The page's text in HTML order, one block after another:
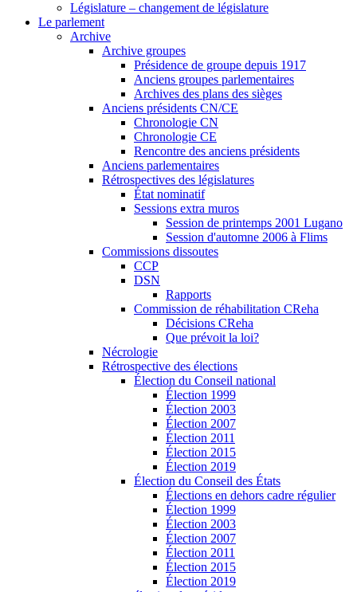
Législature – changement de législature
Le parlement
Archive
Archive groupes
Présidence de groupe depuis 1917
Anciens groupes parlementaires
Archives des plans des sièges
Anciens présidents CN/CE
Chronologie CN
Chronologie CE
Rencontre des anciens présidents
Anciens parlementaires
Rétrospectives des législatures
État nominatif
Sessions extra muros
Session de printemps 2001 Lugano
Session d'automne 2006 à Flims
Commissions dissoutes
CCP
DSN
Rapports
Commission de réhabilitation CReha
Décisions CReha
Que prévoit la loi?
Nécrologie
Rétrospective des élections
Élection du Conseil national
Élection 1999
Élection 2003
Élection 2007
Élection 2011
Élection 2015
Élection 2019
Élection du Conseil des États
Élections en dehors cadre régulier
Élection 1999
Élection 2003
Élection 2007
Élection 2011
Élection 2015
Élection 2019